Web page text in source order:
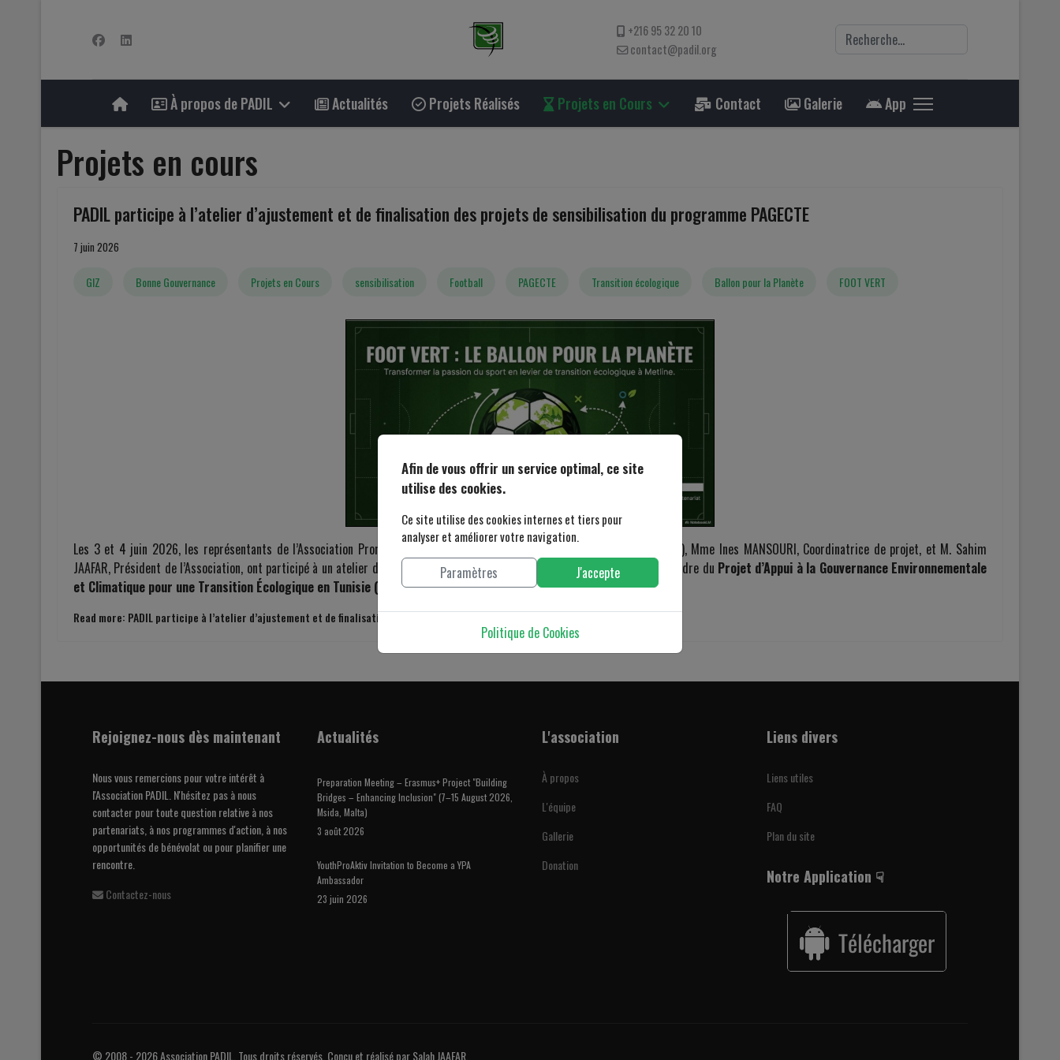
+216 95 32 20 10
contact@padil.org
Rechercher
À propos de PADIL Actualités Projets Réalisés Projets en Cours Contact Galerie App
Projets en cours
PADIL participe à l’atelier d’ajustement et de finalisation des projets de sensibilisation du programme PAGECTE
7 juin 2026
GIZ Bonne Gouvernance Projets en Cours sensibilisation Football PAGECTE Transition écologique Ballon pour la Planète FOOT VERT
Les 3 et 4 juin 2026, les représentants de l’Association Promotion & Appui au Développement d’Initiatives Locales (PADIL), Mme Ines MANSOURI, Coordinatrice de projet, et M. Sahim
JAAFAR, Président de l’Association, ont participé à un atelier de travail organisé à l’Hôtel Sousse Palaceà Sousse, dans le cadre du Projet d’Appui à la Gouvernance Environnementale
et Climatique pour une Transition Écologique en Tunisie ( PAGECTE).
Read more: PADIL participe à l’atelier d’ajustement et de finalisation des projets de sensibilisation du...
Rejoignez-nous dès maintenant
Nous vous remercions pour votre intérêt à
l'Association PADIL. N'hésitez pas à nous
contacter pour toute question relative à nos
partenariats, à nos programmes d'action, à nos
opportunités de bénévolat ou pour planifier une
rencontre.
Contactez-nous
Actualités
Preparation Meeting – Erasmus+ Project "Building
Bridges – Enhancing Inclusion" (7–15 August 2026,
Msida, Malta)
3 août 2026
YouthProAktiv Invitation to Become a YPA
Ambassador
23 juin 2026
L'association
À propos
L'équipe
Gallerie
Donation
Liens divers
Liens utiles
FAQ
Plan du site
Notre Application ☟
© 2008 - 2026 Association PADIL. Tous droits réservés. Conçu et réalisé par Salah JAAFAR.
Afin de vous offrir un service optimal, ce site
utilise des cookies.
Ce site utilise des cookies internes et tiers pour
analyser et améliorer votre navigation.
Paramètres J'accepte
Politique de Cookies